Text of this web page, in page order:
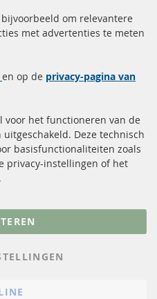
Kundenservice
Verzendingskosten
Contact
Annuleer contract
om relevantere
met advertenties te meten
en op de privacy-pagina van
voor het functioneren van de
Deze technisch
basisfunctionaliteiten zoals
privacy-instellingen of het